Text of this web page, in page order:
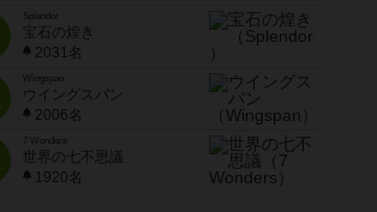
宝石の煌き
2031名
Wingspan
ウイングスパン
2006名
7 Wonders
世界の七不思議
1920名